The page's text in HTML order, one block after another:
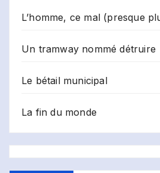
L’homme, ce mal (presque
Un tramway nommé détruire
Le bétail municipal
La fin du monde